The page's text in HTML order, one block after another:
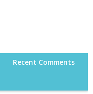
Recent Comments